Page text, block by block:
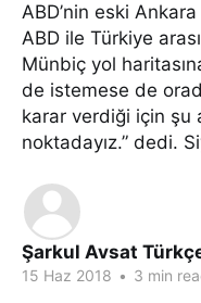
ABD’nin eski
ABD ile Türkiye
Münbiç yol
de istemese de
karar verdiği için şu
noktadayız.” dedi.
Şarkul Avsat
15 Haz 2018 • 3 min